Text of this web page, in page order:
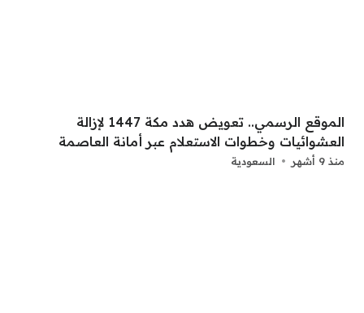
الموقع الرسمي.. تعويض هدد مكة 1447 لإزالة
العشوائيات وخطوات الاستعلام عبر أمانة العاصمة
منذ 9 أشهر السعودية